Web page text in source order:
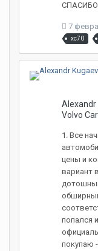
7
xc70
Alexandr
Volvo
1. Все
цены и
вариант
попался
покупаю